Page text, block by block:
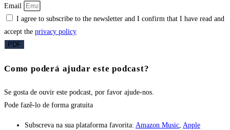
Email
I agree to subscribe to the newsletter and I confirm that I have read and
accept the privacy policy
PDF
Como poderá ajudar este podcast?
Se gosta de ouvir este podcast, por favor ajude-nos.
Pode fazê-lo de forma gratuita
Subscreva na sua plataforma favorita: Amazon Music, Apple